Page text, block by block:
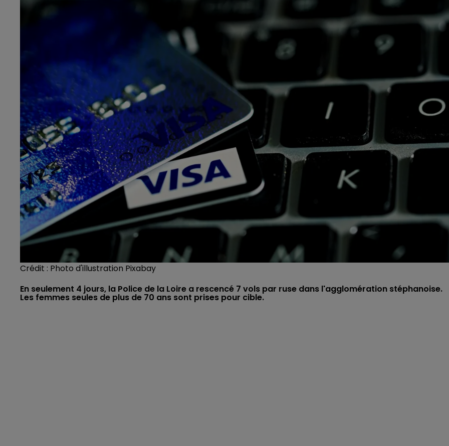
Crédit : Photo d'illustration Pixabay
En seulement 4 jours, la Police de la Loire a rescencé 7 vols par ruse dans l'agglomération stéphanoise.
Les femmes seules de plus de 70 ans sont prises pour cible.